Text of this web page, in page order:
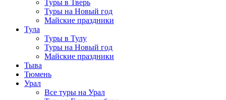
Туры в Тверь
Туры на Новый год
Майские праздники
Тула
Туры в Тулу
Туры на Новый год
Майские праздники
Тыва
Тюмень
Урал
Все туры на Урал